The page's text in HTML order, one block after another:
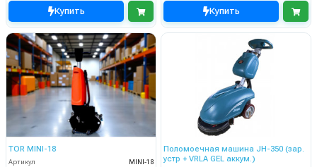
Купить Купить
TOR MINI-18
Артикул
MINI-18
Поломоечная машина JH-350 (зар.
устр + VRLA GEL аккум.)